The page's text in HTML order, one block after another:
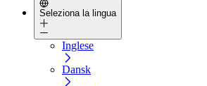
Seleziona la lingua
Inglese
Dansk